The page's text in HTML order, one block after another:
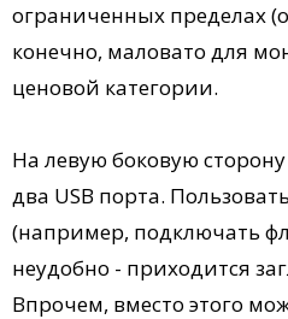
ограниченных пределах
конечно, маловато для
ценовой категории.
На левую боковую
два USB порта.
(например, подключать
неудобно - приходится
Впрочем, вместо этого